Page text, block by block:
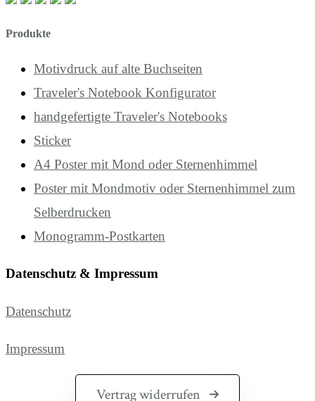
Produkte
Motivdruck auf alte Buchseiten
Traveler's Notebook Konfigurator
handgefertigte Traveler's Notebooks
Sticker
A4 Poster mit Mond oder Sternenhimmel
Poster mit Mondmotiv oder Sternenhimmel zum
Selberdrucken
Monogramm-Postkarten
Datenschutz & Impressum
Datenschutz
Impressum
Vertrag widerrufen